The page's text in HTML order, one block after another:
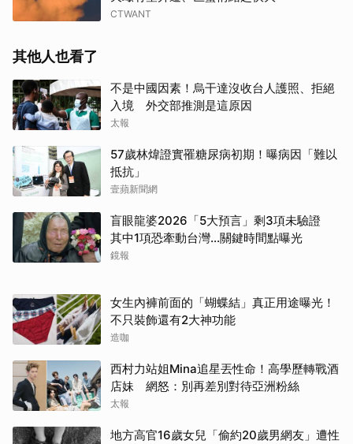
CTWANT
其他人也看了
不是中國因素！烏干達沒收台人護照、拒絕
入境 外交部推測是這原因
太報
57歲林煒證實罹糖尿病初期！曝病因「難以
抵抗」
壹蘋新聞網
盲眼龍婆2026「5大預言」剩3項未驗證
其中1項恐牽動台灣...關鍵時間點曝光
鏡報
女生內褲前面的「蝴蝶結」真正用途曝光！
不只裝飾還有2大神功能
造咖
西村力站姐Mina追星丟性命！高學歷轉戰酒
店妹 網怒：別再差別對待亞洲粉絲
太報
地方高官16歲女兒「偷約20歲男網友」遭性